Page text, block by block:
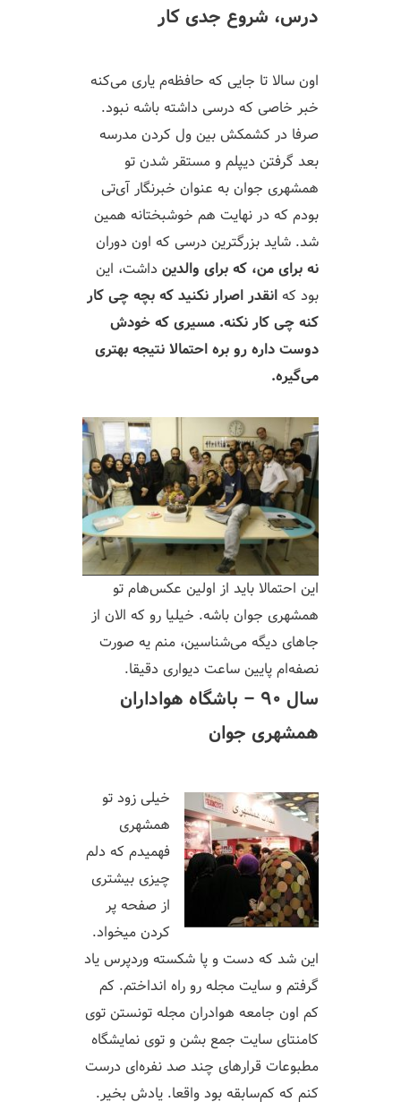
درس، شروع جدی کار
اون سالا تا جایی که حافظه‌م یاری می‌کنه
خبر خاصی که درسی داشته باشه نبود.
صرفا در کشمکش بین ول کردن مدرسه
بعد گرفتن دیپلم و مستقر شدن تو
همشهری جوان به عنوان خبرنگار آی‌تی
بودم که در نهایت هم خوشبختانه همین
شد. شاید بزرگترین درسی که اون دوران
نه برای من، که برای والدین داشت، این
بود که انقدر اصرار نکنید که بچه چی کار
کنه چی کار نکنه. مسیری که خودش
دوست داره رو بره احتمالا نتیجه بهتری
می‌گیره.
این احتمالا باید از اولین عکس‌هام تو
همشهری جوان باشه. خیلیا رو که الان از
جاهای دیگه می‌شناسین، منم یه صورت
نصفه‌ام پایین ساعت دیواری دقیقا.
سال ۹۰ – باشگاه هواداران
همشهری جوان
خیلی زود تو
همشهری
فهمیدم که دلم
چیزی بیشتری
از صفحه پر
کردن میخواد.
این شد که دست و پا شکسته وردپرس یاد
گرفتم و سایت مجله رو راه انداختم. کم
کم اون جامعه هوادران مجله تونستن توی
کامنتای سایت جمع بشن و توی نمایشگاه
مطبوعات قرارهای چند صد نفره‌ای درست
کنم که کم‌سابقه بود واقعا. یادش بخیر.